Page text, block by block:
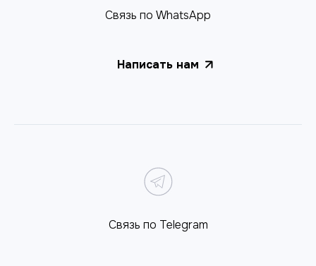
Связь по WhatsApp
Написать нам
Связь по Telegram